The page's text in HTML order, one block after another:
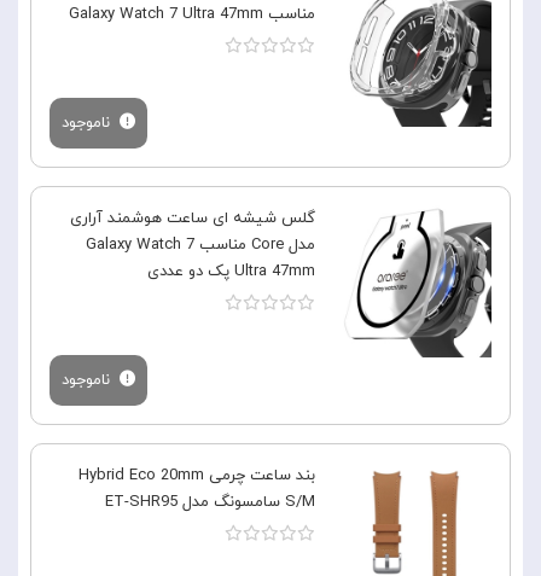
مناسب Galaxy Watch 7 Ultra 47mm
ناموجود
گلس شیشه ای ساعت هوشمند آراری
مدل Core مناسب Galaxy Watch 7
Ultra 47mm پک دو عددی
ناموجود
بند ساعت چرمی Hybrid Eco 20mm
S/M سامسونگ مدل ET-SHR95